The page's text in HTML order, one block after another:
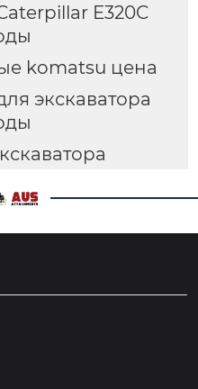
E320C
komatsu цена
экскаватора